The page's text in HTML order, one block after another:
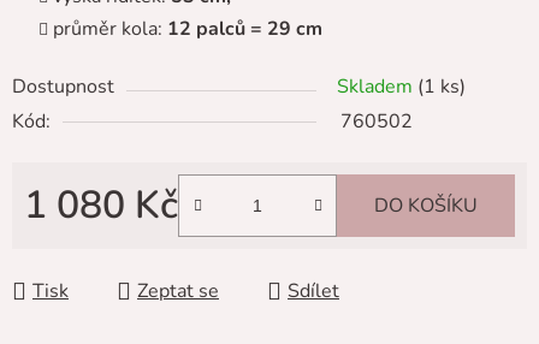
průměr kola: 12 palců = 29 cm
Dostupnost Skladem (1 ks)
Kód:
760502
1 080 Kč DO KOŠÍKU
Tisk Zeptat se Sdílet